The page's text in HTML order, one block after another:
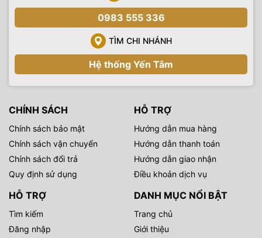
0983 555 336
TÌM CHI NHÁNH
Hệ thống Yến Tâm
CHÍNH SÁCH
Chính sách bảo mật
Chính sách vận chuyển
Chính sách đổi trả
Quy định sử dụng
HỖ TRỢ
Hướng dẫn mua hàng
Hướng dẫn thanh toán
Hướng dẫn giao nhận
Điều khoản dịch vụ
HỖ TRỢ
Tìm kiếm
Đăng nhập
DANH MỤC NỔI BẬT
Trang chủ
Giới thiệu